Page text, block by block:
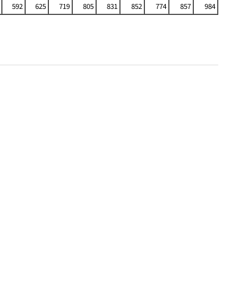
592 625 719 805 831 852 774 857 984